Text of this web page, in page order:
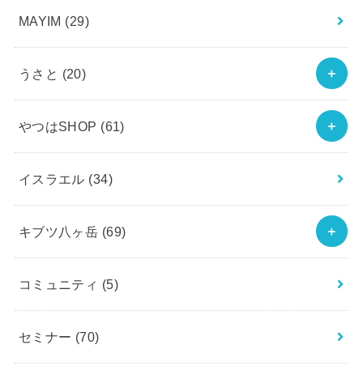
MAYIM (29)
うさと (20)
やつはSHOP (61)
イスラエル (34)
キブツ八ヶ岳 (69)
コミュニティ (5)
セミナー (70)